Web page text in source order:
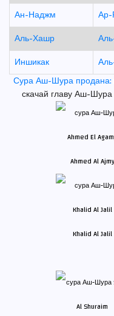
Ан-Наджм
Аль-Хашр
Иншикак
Сура Аш-Шура продана:
скачай главу Аш-
Ahmed Al Ajmy
Khalid Al Jalil